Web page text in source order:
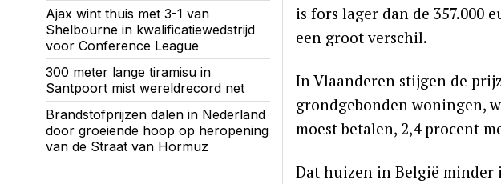
is fors lager dan de 357.000
een groot verschil.
In Vlaanderen stijgen de
grondgebonden woningen,
moest betalen, 2,4 procent
Dat huizen in België
Ajax wint thuis met 3-1 van
Shelbourne in kwalificatiewedstrijd
voor Conference League
300 meter lange tiramisu in
Santpoort mist wereldrecord net
Brandstofprijzen dalen in Nederland
door groeiende hoop op heropening
van de Straat van Hormuz